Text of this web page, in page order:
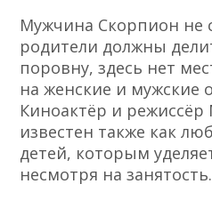
Мужчина Скорпион не
родители должны
поровну, здесь нет
на женские и мужские
Киноактёр и
известен также как
детей, которым
несмотря на занятость.